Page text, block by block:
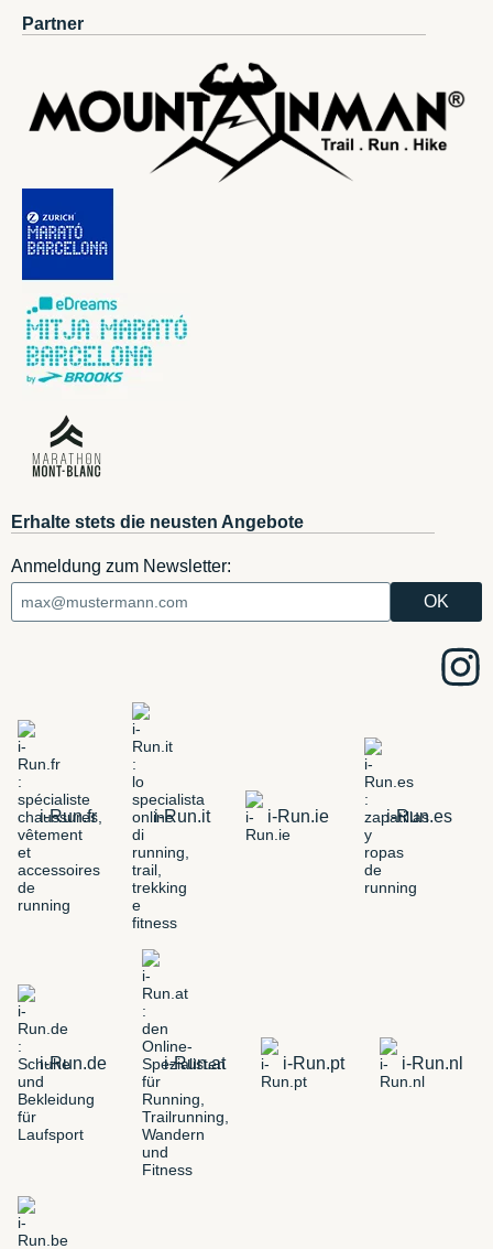
Partner
Erhalte stets die neusten Angebote
Anmeldung zum Newsletter:
i-Run.fr i-Run.it i-Run.ie i-Run.es
i-Run.de i-Run.at i-Run.pt i-Run.nl